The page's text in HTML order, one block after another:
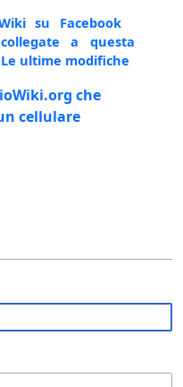
su Facebook
a questa
Le ultime modifiche
che
cellulare